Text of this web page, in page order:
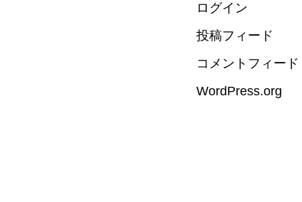
ログイン
投稿フィード
コメントフィード
WordPress.org